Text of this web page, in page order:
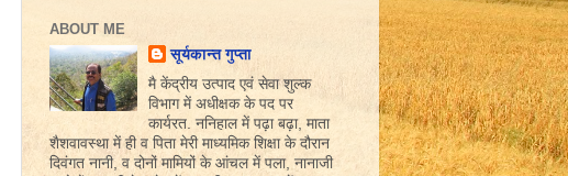
ABOUT ME
सूर्यकान्त गुप्ता
मै केंद्रीय उत्पाद एवं सेवा शुल्क
विभाग में अधीक्षक के पद पर
कार्यरत. ननिहाल में पढ़ा बढ़ा, माता
शैशवावस्था में ही व पिता मेरी माध्यमिक शिक्षा के दौरान
दिवंगत नानी, व दोनों मामियों के आंचल में पला, नानाजी